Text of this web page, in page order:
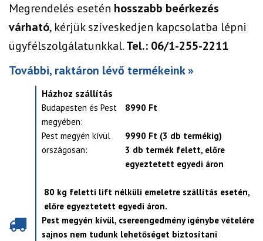
Megrendelés esetén hosszabb beérkezés
várható, kérjük szíveskedjen kapcsolatba lépni
ügyfélszolgálatunkkal.Tel.: 06/1-255-2211
További, raktáron lévő termékeink »
Házhoz szállítás
Budapesten és Pest
megyében:
8990 Ft
Pest megyén kívül
országosan:
9990 Ft (3 db termékig)
3 db termék felett, előre
egyeztetett egyedi áron
80 kg feletti lift nélküli emeletre szállítás esetén,
előre egyeztetett egyedi áron.
Pest megyén kívül, csereengedmény igénybe vételére
sajnos nem tudunk lehetőséget biztosítani